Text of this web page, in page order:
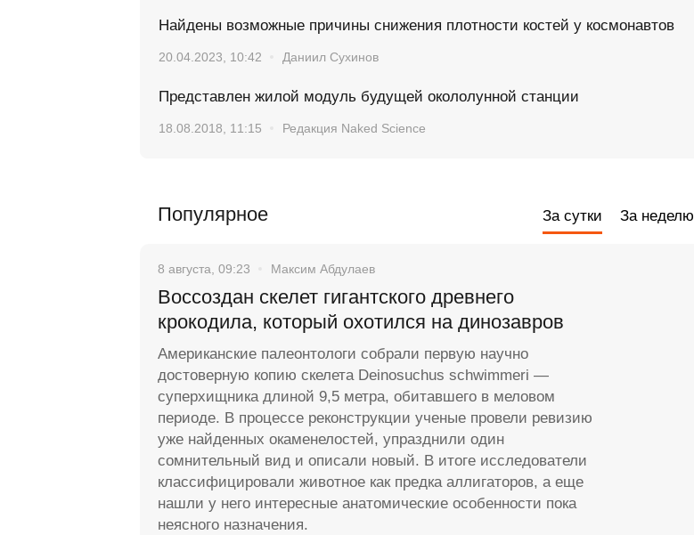
Найдены возможные причины снижения плотности костей у космонавтов
20.04.2023, 10:42 Даниил Сухинов
Представлен жилой модуль будущей окололунной станции
18.08.2018, 11:15 Редакция Naked Science
Популярное За сутки За неделю
8 августа, 09:23 Максим Абдулаев
Воссоздан скелет гигантского древнего
крокодила, который охотился на динозавров
Американские палеонтологи собрали первую научно
достоверную копию скелета Deinosuchus schwimmeri —
суперхищника длиной 9,5 метра, обитавшего в меловом
периоде. В процессе реконструкции ученые провели ревизию
уже найденных окаменелостей, упразднили один
сомнительный вид и описали новый. В итоге исследователи
классифицировали животное как предка аллигаторов, а еще
нашли у него интересные анатомические особенности пока
неясного назначения.